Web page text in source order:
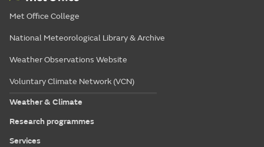
Met Office College
National Meteorological Library & Archive
Weather Observations Website
Voluntary Climate Network (VCN)
Weather & Climate
Research programmes
Services